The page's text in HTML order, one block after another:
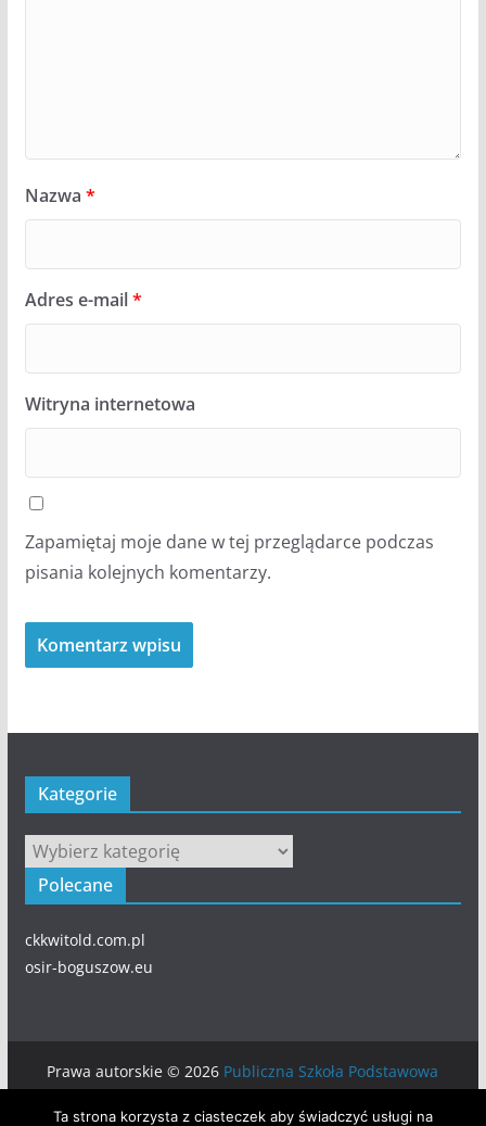
Nazwa *
Adres e-mail*
Witryna internetowa
Zapamiętaj moje dane w tej przeglądarce podczas
pisania kolejnych komentarzy.
Kategorie
Kategorie
Polecane
ckkwitold.com.pl
osir-boguszow.eu
Prawa autorskie © 2026 Publiczna Szkoła Podstawowa
Ta strona korzysta z ciasteczek aby świadczyć usługi na